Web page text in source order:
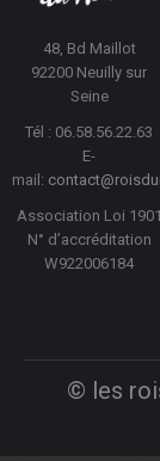
48, Bd Maillot
92200 Neuilly sur
Seine
Tél : 06.58.56.22.63
E-
mail:
Association Loi 1901
N° d’accréditation
W922006184
© les